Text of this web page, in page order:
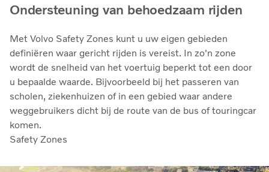
Ondersteuning van behoedzaam rijden
Met Volvo Safety Zones kunt u uw eigen gebieden
definiëren waar gericht rijden is vereist. In zo'n zone
wordt de snelheid van het voertuig beperkt tot een door
u bepaalde waarde. Bijvoorbeeld bij het passeren van
scholen, ziekenhuizen of in een gebied waar andere
weggebruikers dicht bij de route van de bus of touringcar
komen.
Safety Zones